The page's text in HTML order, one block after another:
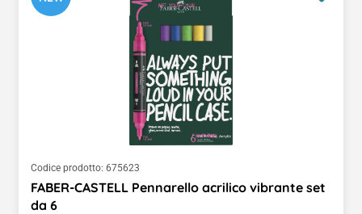
Codice prodotto: 675623
FABER-CASTELL Pennarello acrilico vibrante set
da 6